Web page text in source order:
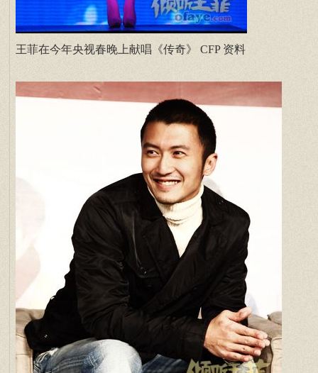
王菲在今年央视春晚上献唱《传奇》 CFP 资料